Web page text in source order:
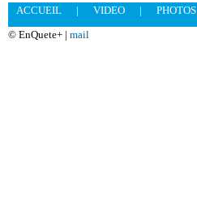
ACCUEIL | VIDEO | PHOTOS
© EnQuete+ | mail